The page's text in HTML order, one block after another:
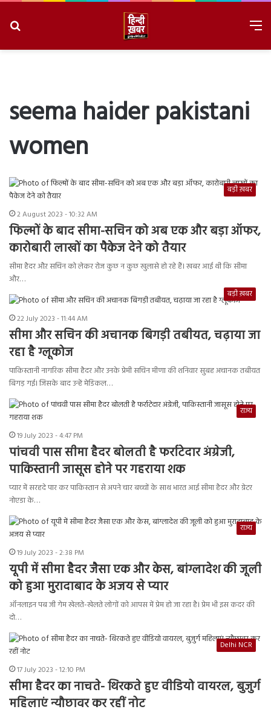
seema haider pakistani
women
बड़ी ख़बर
2 August 2023 - 10:32 AM
फिल्मों के बाद सीमा-सचिन को अब एक और बड़ा ऑफर,
कारोबारी लाखों का पैकेज देने को तैयार
सीमा हैदर औऱ सचिन को लेकर रोज कुछ न कुछ खुलासे हो रहे हैं। खबर आई थी कि सीमा
और…
बड़ी ख़बर
22 July 2023 - 11:44 AM
सीमा और सचिन की अचानक बिगड़ी तबीयत, चढ़ाया जा
रहा है ग्लूकोज
पाकिस्तानी नागरिक सीमा हैदर और उनके प्रेमी सचिन मीणा की शनिवार सुबह अचानक तबीयत
बिगड़ गई। जिसके बाद उन्हें मेडिकल…
राज्य
19 July 2023 - 4:47 PM
पांचवी पास सीमा हैदर बोलती है फर्राटेदार अंग्रेजी,
पाकिस्तानी जासूस होने पर गहराया शक
प्यार में सरहदे पार कर पाकिस्तान से अपने चार बच्चों के साथ भारत आई सीमा हैदर और ग्रेटर
नोएडा के…
राज्य
19 July 2023 - 2:38 PM
यूपी में सीमा हैदर जैसा एक और केस, बांग्लादेश की जूली
को हुआ मुरादाबाद के अजय से प्यार
ऑनलाइन पब जी गेम खेलते-खेलते लोगों को आपस में प्रेम हो जा रहा है। प्रेम भी इस कदर की
दो…
Delhi NCR
17 July 2023 - 12:10 PM
सीमा हैदर का नाचते- थिरकते हुए वीडियो वायरल, बुजुर्ग
महिलाएं न्यौछावर कर रहीं नोट